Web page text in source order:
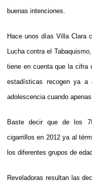
buenas intenciones.
Hace unos días Villa Clara
Lucha contra el
tiene en cuenta que la cifra
estadísticas recogen ya
adolescencia cuando
Baste decir que de los
cigarrillos en 2012 ya al
los diferentes grupos de
Reveladoras resultan las